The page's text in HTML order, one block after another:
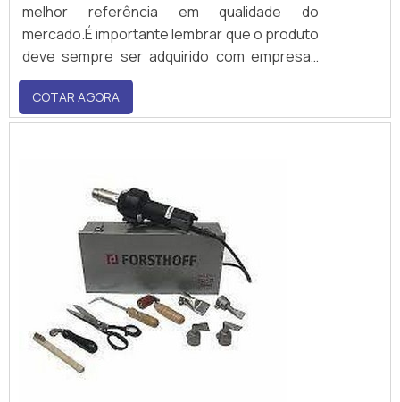
melhor referência em qualidade do
mercado.É importante lembrar que o produto
deve sempre ser adquirido com empresas
especializadas no segmento. Esse tipo de
cuidado ajuda a garantir a qualidade e
durabilidade dos materiais, além de...
COTAR AGORA